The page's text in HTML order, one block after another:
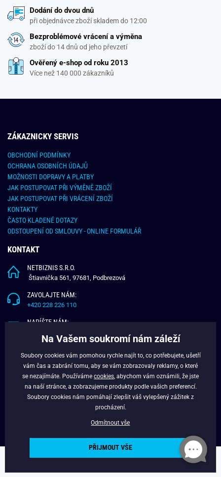
Dodání do dvou dnů
při objednávce zboží skladem do 12:00
Bezproblémové vrácení a výměna
zboží do 14 dnů od jeho převzetí
Ověřený e-shop od roku 2013
Více než 140 000 zákazníků
ZÁKAZNICKY SERVIS
OBCHODNÍ PODMÍNKY
OCHRANA OSOBNÍCH ÚDAJŮ
MOŽNOSTI DOPRAVY A PLATBY
JAK POSTUPOVAT PŘI VÝMĚNĚ ZBOŽÍ
JAK POSTUPOVAT PŘI VRÁCENÍ ZBOŽÍ
KONTAKTY
ČASTO KLADENÉ DOTAZY
ODSTOUPENÍ OD SMLOUVY - ONLINE FORMULÁŘ
KONTAKT
NETBIZNIS S.R.O.
Štiavnička 561, 97681, Podbrezová
ZAVOLAJTE NÁM:
+420 228 226 110
NAPÍŠTE NÁM:
O NÁS
VĚRNOSTNÍ PROGRAM
Copyright © 2024 - Budchlap.cz Všechna práva vyhrazena. webdesign ©
Na Vašem soukromí nám záleží
Soubory cookies vám pomohou rychle najít to, co potřebujete, ušetří
vám čas a zabrání tomu, aby se vám zobrazovaly reklamy, o které
se nezajímáte. Používáme cookies , abychom vám oznámili, že jste
na naší stránce, a zobrazujeme produkty podle vašich preferencí.
Soubory cookies nám pomáhají zlepšit váš vylepšený zážitek z
procházení.
Odmítnout vše
PŘIJMOUT VŠE